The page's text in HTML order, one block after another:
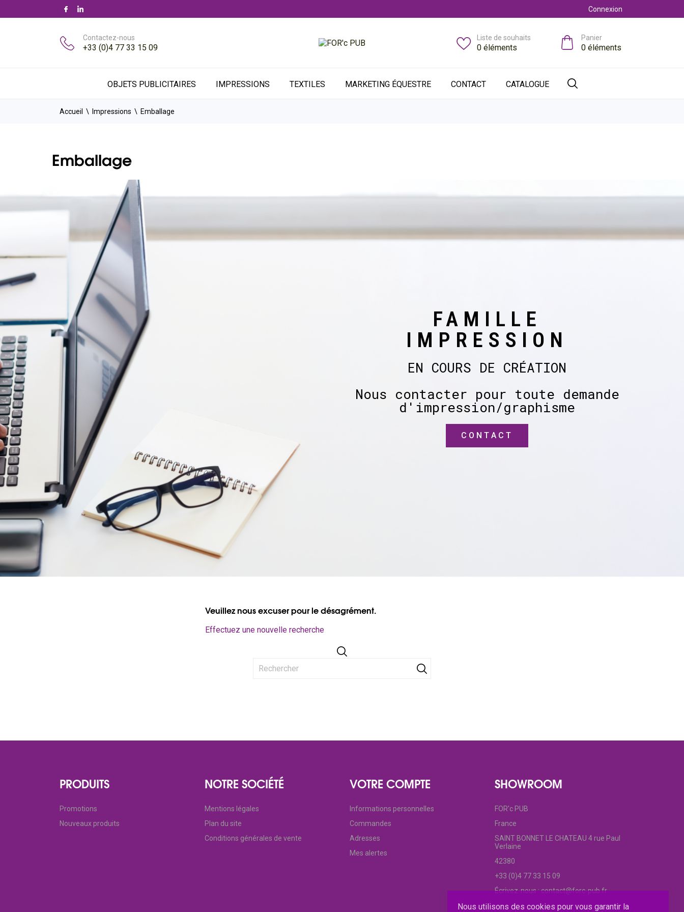
Nous utilisons des cookies pour vous garantir la
Connexion
Contactez-nous
+33 (0)4 77 33 15 09
Liste de souhaits
0 éléments
Panier
0éléments
OBJETS PUBLICITAIRES IMPRESSIONS TEXTILES MARKETING ÉQUESTRE CONTACT CATALOGUE
Accueil Impressions Emballage
Emballage
FAMILLE
IMPRESSION
EN COURS DE CRÉATION
Nous contacter pour toute demande
d'impression/graphisme
CONTACT
Veuillez nous excuser pour le désagrément.
Effectuez une nouvelle recherche
PRODUITS
Promotions
Nouveaux produits
NOTRE SOCIÉTÉ
Mentions légales
Plan du site
Conditions générales de vente
VOTRE COMPTE
Informations personnelles
Commandes
Adresses
Mes alertes
SHOWROOM
FOR'c PUB
France
SAINT BONNET LE CHATEAU 4 rue Paul
Verlaine
42380
+33 (0)4 77 33 15 09
Écrivez-nous :contact@forc-pub.fr